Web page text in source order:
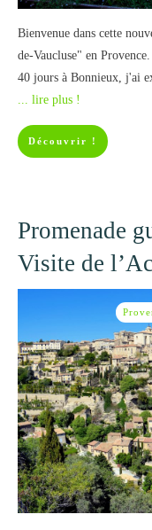
Bienvenue dans cette
de-Vaucluse" en
40 jours à Bonnieux, j'ai
... lire plus !
Découvrir !
Promenade
Visite de